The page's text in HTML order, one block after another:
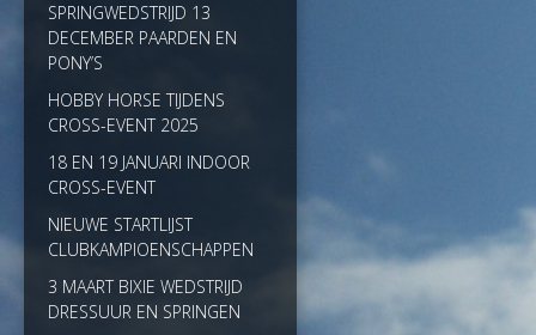
SPRINGWEDSTRIJD 13
DECEMBER PAARDEN EN
PONY’S
HOBBY HORSE TIJDENS
CROSS-EVENT 2025
18 EN 19 JANUARI INDOOR
CROSS-EVENT
NIEUWE STARTLIJST
CLUBKAMPIOENSCHAPPEN
3 MAART BIXIE WEDSTRIJD
DRESSUUR EN SPRINGEN